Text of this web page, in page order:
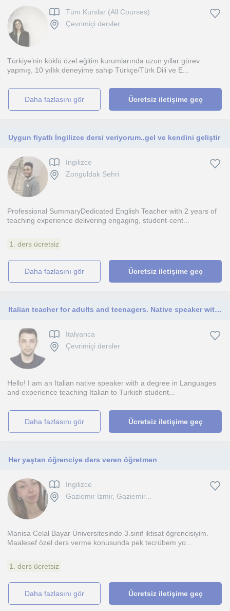
Tüm Kurslar (All Courses)
Çevrimiçi dersler
Türkiye’nin köklü özel eğitim kurumlarında uzun yıllar görev
yapmış, 10 yıllık deneyime sahip Türkçe/Türk Dili ve E...
daha fazlasını gör Ücretsiz iletişime geç
Uygun fiyatlı İngilizce dersi veriyorum..gel ve kendini geliştir
Ingilizce
Zonguldak Sehri
Professional SummaryDedicated English Teacher with 2 years of
teaching experience delivering engaging, student-cent...
1. ders ücretsiz
daha fazlasını gör Ücretsiz iletişime geç
Italian teacher for adults and teenagers. Native speaker with language degree and experience teaching Italian online.
Italyanca
Çevrimiçi dersler
Hello! I am an Italian native speaker with a degree in Languages
and experience teaching Italian to Turkish student...
daha fazlasını gör Ücretsiz iletişime geç
Her yaştan öğrenciye ders veren öğretmen
Ingilizce
Gaziemir İzmir, Gaziemir...
Manisa Celal Bayar Üniversitesinde 3.sinif iktisat ögrencisiyim.
Maalesef özel ders verme konusunda pek tecrübem yo...
1. ders ücretsiz
daha fazlasını gör Ücretsiz iletişime geç